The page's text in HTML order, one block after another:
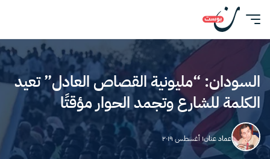
السودان: “مليونية القصاص العادل” تعيد
الكلمة للشارع وتجمد الحوار مؤقتًا
عماد عنان١ أغسطس ٢٠١٩